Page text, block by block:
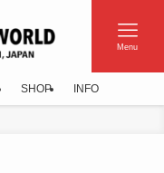
Menu
SHOP INFO